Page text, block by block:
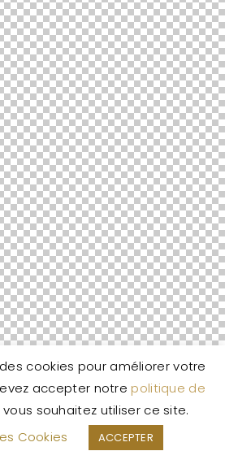
cookies pour améliorer votre
accepter notre politique de
vous souhaitez utiliser ce site.
Cookies
ACCEPTER